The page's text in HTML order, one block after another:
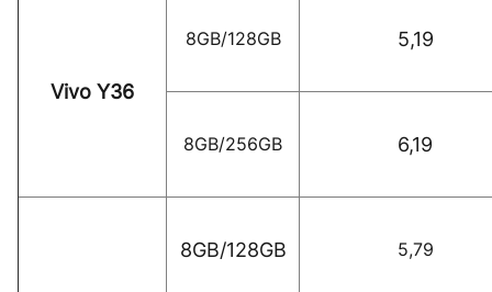
Vivo Y36
8GB/128GB 5,19
8GB/256GB 6,19
8GB/128GB 5,79